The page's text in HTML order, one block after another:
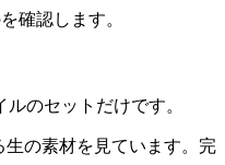
確認します。
のセットだけです。
の素材を見ています。完